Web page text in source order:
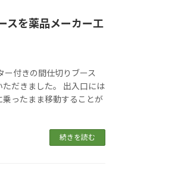
スを薬品メーカー工
ー付きの間仕切りブース
だきました。 出入口には
ったまま移動することが
続きを読む